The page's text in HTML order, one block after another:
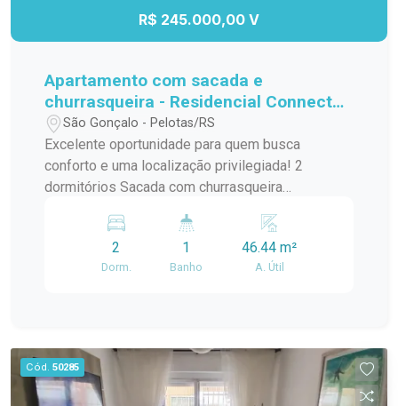
tamanho de terreno e por este valor, são cada
para mais informações e agende sua visita.
R$ 245.000,00 V
Apartamento com sacada e
churrasqueira - Residencial Connect
JkSão Gonçalo - Pelotas/RS
Excelente oportunidade para quem busca
conforto e uma localização privilegiada! 2
dormitórios Sacada com churrasqueira
Supermercado Carrefour Próximo a comércios,
serviços e com fácil acesso às principais vias
Ideal para quem deseja praticidade e qualidade
2
Dorm.
1
Banho
46.44 m²
A. Útil
Cód. 50285